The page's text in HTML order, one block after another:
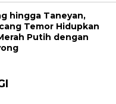
hingga Taneyan,
Temor Hidupkan
Putih dengan